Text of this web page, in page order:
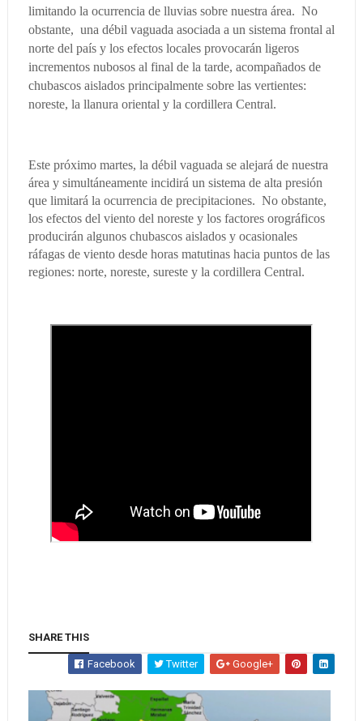
limitando la ocurrencia de lluvias sobre nuestra área. No
obstante, una débil vaguada asociada a un sistema frontal al
norte del país y los efectos locales provocarán ligeros
incrementos nubosos al final de la tarde, acompañados de
chubascos aislados principalmente sobre las vertientes:
noreste, la llanura oriental y la cordillera Central.
Este próximo martes, la débil vaguada se alejará de nuestra
área y simultáneamente incidirá un sistema de alta presión
que limitará la ocurrencia de precipitaciones. No obstante,
los efectos del viento del noreste y los factores orográficos
producirán algunos chubascos aislados y ocasionales
ráfagas de viento desde horas matutinas hacia puntos de las
regiones: norte, noreste, sureste y la cordillera Central.
SHARE THIS
Facebook Twitter Google+